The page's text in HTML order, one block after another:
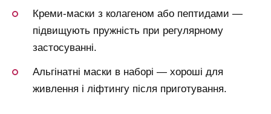
Креми-маски з колагеном або пептидами —
підвищують пружність при регулярному
застосуванні.
Альгінатні маски в наборі — хороші для
живлення і ліфтингу після приготування.